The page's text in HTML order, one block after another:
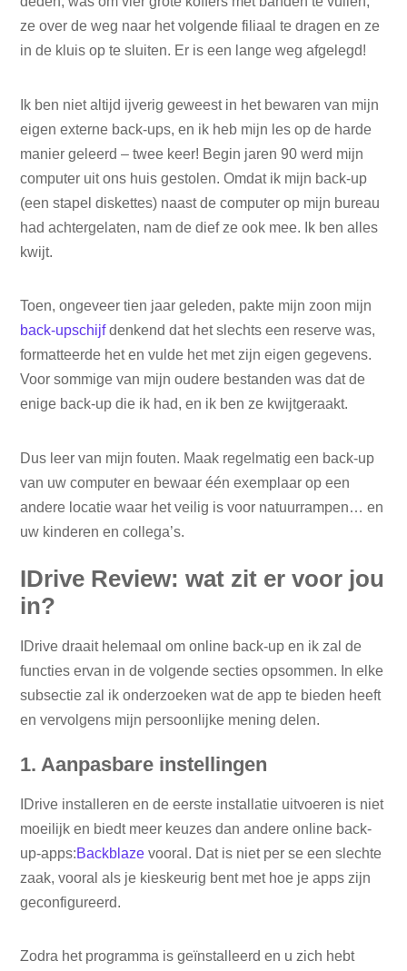
ze over de weg naar het volgende filiaal te dragen en ze
in de kluis op te sluiten. Er is een lange weg afgelegd!
Ik ben niet altijd ijverig geweest in het bewaren van mijn
eigen externe back-ups, en ik heb mijn les op de harde
manier geleerd – twee keer! Begin jaren 90 werd mijn
computer uit ons huis gestolen. Omdat ik mijn back-up
(een stapel diskettes) naast de computer op mijn bureau
had achtergelaten, nam de dief ze ook mee. Ik ben alles
kwijt.
Toen, ongeveer tien jaar geleden, pakte mijn zoon mijn
back-upschijfdenkend dat het slechts een reserve was,
formatteerde het en vulde het met zijn eigen gegevens.
Voor sommige van mijn oudere bestanden was dat de
enige back-up die ik had, en ik ben ze kwijtgeraakt.
Dus leer van mijn fouten. Maak regelmatig een back-up
van uw computer en bewaar één exemplaar op een
andere locatie waar het veilig is voor natuurrampen… en
uw kinderen en collega’s.
IDrive Review: wat zit er voor jou
in?
IDrive draait helemaal om online back-up en ik zal de
functies ervan in de volgende secties opsommen. In elke
subsectie zal ik onderzoeken wat de app te bieden heeft
en vervolgens mijn persoonlijke mening delen.
1. Aanpasbare instellingen
IDrive installeren en de eerste installatie uitvoeren is niet
moeilijk en biedt meer keuzes dan andere online back-
up-apps:Backblaze vooral. Dat is niet per se een slechte
zaak, vooral als je kieskeurig bent met hoe je apps zijn
geconfigureerd.
Zodra het programma is geïnstalleerd en u zich hebt